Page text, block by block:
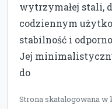
wytrzymałej stali,
codziennym
stabilność i
Jej
do
Strona skatalogowana w